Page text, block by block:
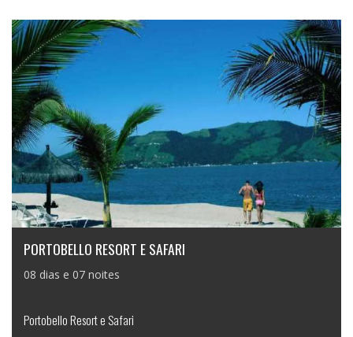
PORTOBELLO RESORT E SAFARI
08 dias e 07 noites
Portobello Resort e Safari